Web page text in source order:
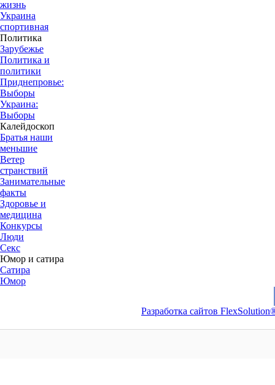
жизнь
Украина
спортивная
Политика
Зарубежье
Политика и
политики
Приднепровье:
Выборы
Украина:
Выборы
Калейдоскоп
Братья наши
меньшие
Ветер
странствий
Занимательные
факты
Здоровье и
медицина
Конкурсы
Люди
Секс
Юмор и сатира
Сатира
Юмор
Разработка сайтов